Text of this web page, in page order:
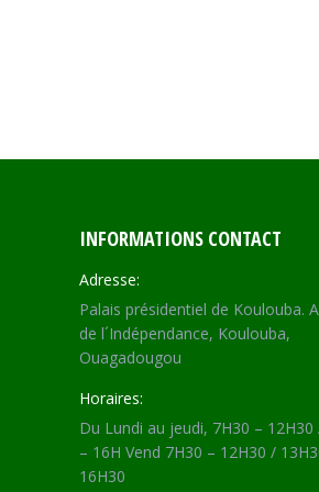
INFORMATIONS CONTACT
Adresse:
Palais présidentiel de Koulouba.
de l´Indépendance, Koulouba,
Ouagadougou
Horaires:
Du Lundi au jeudi, 7H30 – 12H30
– 16H Vend 7H30 – 12H30 /
16H30